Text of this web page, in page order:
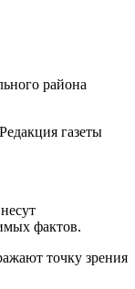
района
газеты
фактов.
точку зрения